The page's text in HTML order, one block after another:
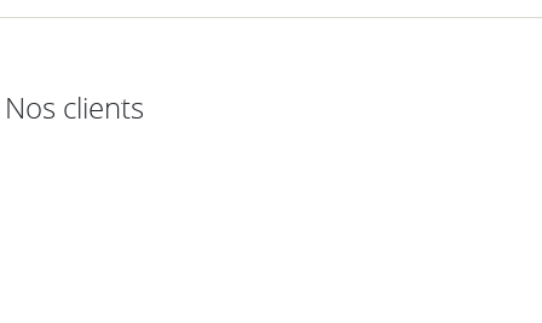
Nos clients